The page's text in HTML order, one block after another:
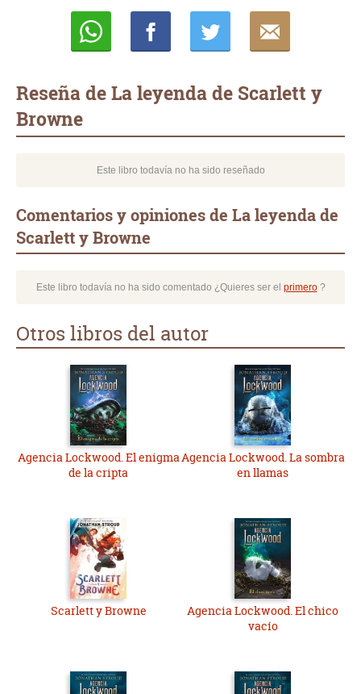
Reseña de La leyenda de Scarlett y
Browne
Este libro todavía no ha sido reseñado
Comentarios y opiniones de La leyenda de
Scarlett y Browne
Este libro todavía no ha sido comentado ¿Quieres ser el primero?
Otros libros del autor
Agencia Lockwood. El enigma
de la cripta
Agencia Lockwood. La sombra
en llamas
Scarlett y Browne
Agencia Lockwood. El chico
vacío